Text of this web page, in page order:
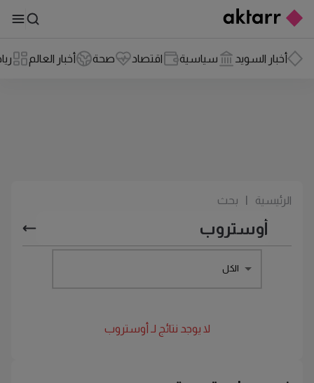
أخبار السويد سياسية اقتصاد صحة أخبار العالم
الرئيسية بحث
الكل
لا يوجد نتائج لـ أوستروب